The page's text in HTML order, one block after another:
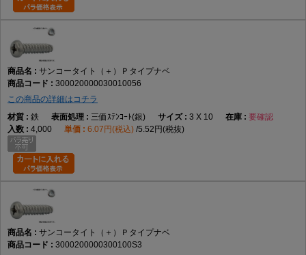
サンコータイト（＋）Ｐタイプナベ
300020000030010056
この商品の詳細はコチラ
鉄
三価ｽﾃﾝｺｰﾄ(銀) 3 X 10
要確認
4,000
6.07円(税込) 5.52円(税抜)
サンコータイト（＋）Ｐタイプナベ
3000200000300100S3